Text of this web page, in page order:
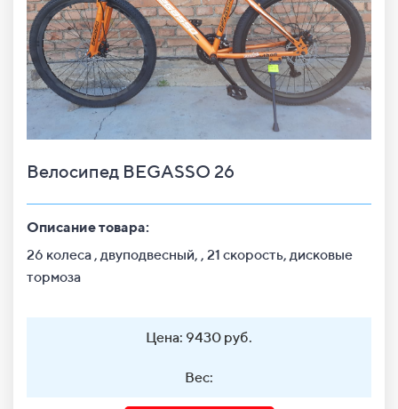
Велосипед BEGASSO 26
Описание товара:
26 колеса , двуподвесный, , 21 скорость, дисковые
тормоза
Цена: 9430 руб.
Вес: